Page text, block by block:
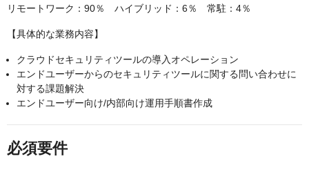
リモートワーク：90％ ハイブリッド：6％ 常駐：4％
【具体的な業務内容】
クラウドセキュリティツールの導入オペレーション
エンドユーザーからのセキュリティツールに関する問い合わせに
対する課題解決
エンドユーザー向け/内部向け運用手順書作成
必須要件